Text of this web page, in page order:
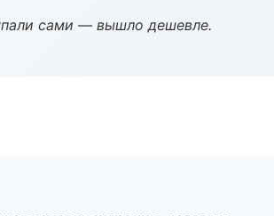
сами — вышло дешевле.